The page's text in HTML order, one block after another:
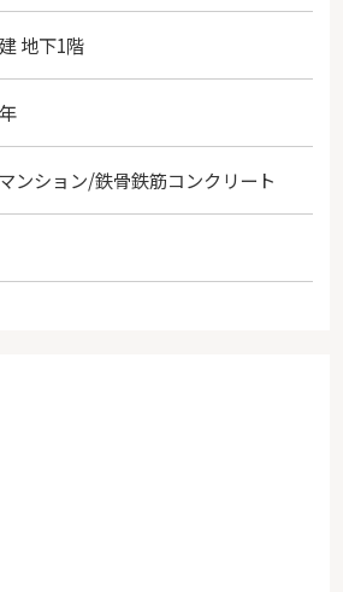
地下1階
ンション/鉄骨鉄筋コンクリート